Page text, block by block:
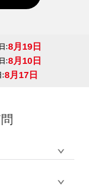
:8月19日
:8月10日
:8月17日
ザインツールから